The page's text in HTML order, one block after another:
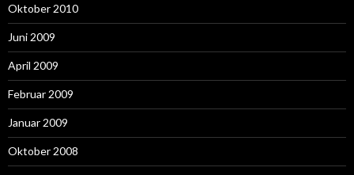
Oktober 2010
Juni 2009
April 2009
Februar 2009
Januar 2009
Oktober 2008